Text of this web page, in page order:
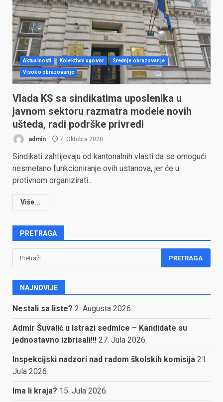
Aktualnosti Kolektivni ugovor Srednje obrazovanje
Visoko obrazovanje
Vlada KS sa sindikatima uposlenika u
javnom sektoru razmatra modele novih
ušteda, radi podrške privredi
admin 7. Oktobra 2020.
Sindikati zahtijevaju od kantonalnih vlasti da se omogući
nesmetano funkcioniranje ovih ustanova, jer će u
protivnom organizirati...
Više...
PRETRAGA
Pretraga:
NAJNOVIJE
Nestali sa liste? 2. Augusta 2026.
Admir Šuvalić u Istrazi sedmice – Kandidate su
jednostavno izbrisali!!! 27. Jula 2026.
Inspekcijski nadzori nad radom školskih komisija 21.
Jula 2026.
Ima li kraja? 15. Jula 2026.